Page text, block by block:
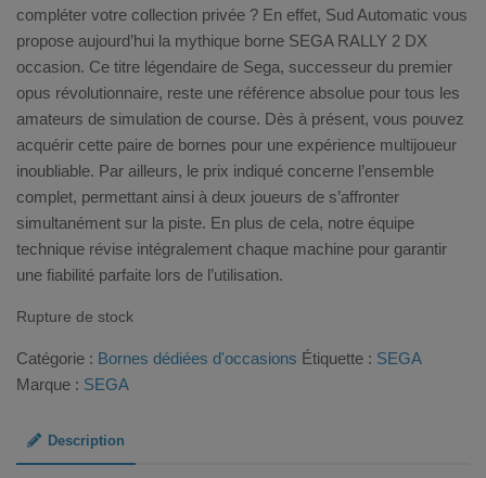
compléter votre collection privée ? En effet, Sud Automatic vous
propose aujourd’hui la mythique borne SEGA RALLY 2 DX
occasion. Ce titre légendaire de Sega, successeur du premier
opus révolutionnaire, reste une référence absolue pour tous les
amateurs de simulation de course. Dès à présent, vous pouvez
acquérir cette paire de bornes pour une expérience multijoueur
inoubliable. Par ailleurs, le prix indiqué concerne l’ensemble
complet, permettant ainsi à deux joueurs de s’affronter
simultanément sur la piste. En plus de cela, notre équipe
technique révise intégralement chaque machine pour garantir
une fiabilité parfaite lors de l’utilisation.
Rupture de stock
Catégorie : Bornes dédiées d'occasions Étiquette : SEGA
Marque : SEGA
Description